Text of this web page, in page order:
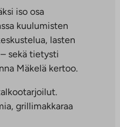
iso osa
kuulumisten
lasten
sekä tietysti
Mäkelä kertoo.
grillimakkaraa